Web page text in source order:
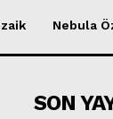
Nebula
SON